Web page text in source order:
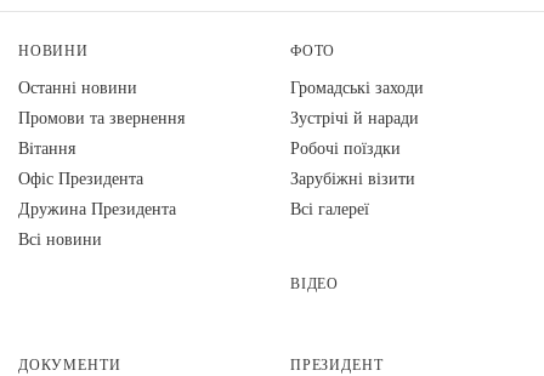
НОВИНИ
Останні новини
Промови та звернення
Вiтання
Офіс Президента
Дружина Президента
Всі новини
ФОТО
Громадські заходи
Зустрічі й наради
Робочі поїздки
Зарубіжні візити
Всі галереї
ВІДЕО
ДОКУМЕНТИ ПРЕЗИДЕНТ